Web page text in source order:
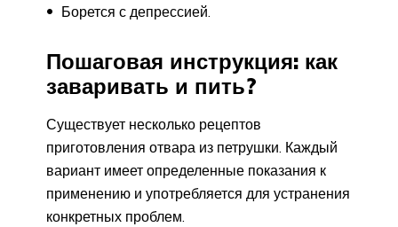
Борется с депрессией.
Пошаговая инструкция: как
заваривать и пить?
Существует несколько рецептов
приготовления отвара из петрушки. Каждый
вариант имеет определенные показания к
применению и употребляется для устранения
конкретных проблем.